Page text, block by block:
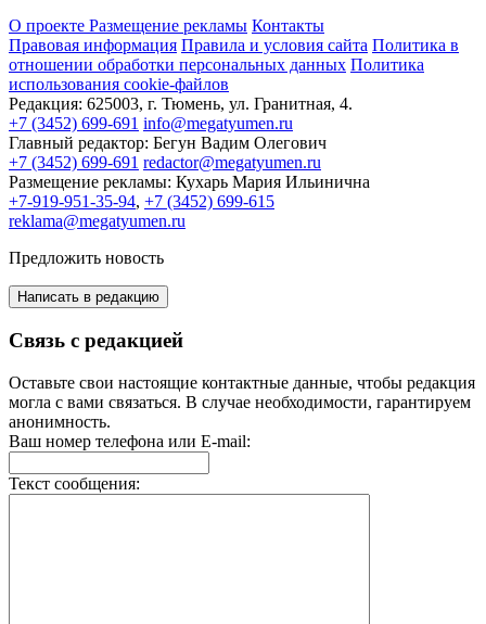
О проекте Размещение рекламы Контакты
Правовая информация Правила и условия сайта Политика в
отношении обработки персональных данных Политика
использования cookie-файлов
Редакция: 625003, г. Тюмень, ул. Гранитная, 4.
+7 (3452) 699-691 info@megatyumen.ru
Главный редактор: Бегун Вадим Олегович
+7 (3452) 699-691 redactor@megatyumen.ru
Размещение рекламы: Кухарь Мария Ильинична
+7-919-951-35-94, +7 (3452) 699-615
reklama@megatyumen.ru
Предложить новость
Написать в редакцию
Связь с редакцией
Оставьте свои настоящие контактные данные, чтобы редакция
могла с вами связаться. В случае необходимости, гарантируем
анонимность.
Ваш номер телефона или E-mail:
Текст сообщения: